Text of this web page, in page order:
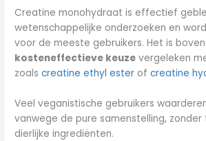
Creatine monohydraat is effectief
wetenschappelijke onderzoeken en
voor de meeste gebruikers. Het is
kosteneffectieve keuze vergeleken
zoalscreatine ethyl ester ofcreatine
Veel veganistische gebruikers
vanwege de pure samenstelling,
dierlijke ingrediënten.